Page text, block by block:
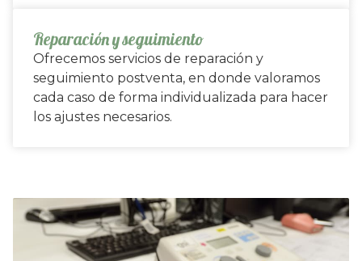
Reparación y seguimiento
Ofrecemos servicios de reparación y
seguimiento postventa, en donde valoramos
cada caso de forma individualizada para hacer
los ajustes necesarios.